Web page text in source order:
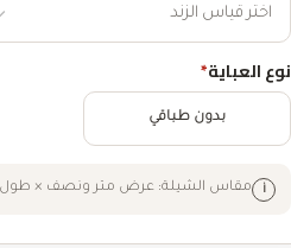
نوع العباية*
بدون طباقي
مقاس الشيلة: عرض متر ونصف × طول